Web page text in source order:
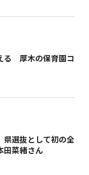
る 厚木の保育園コ
選抜として初の全
菜緒さん